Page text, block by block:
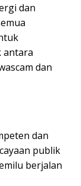
dan
antara
dan
dan
publik
berjalan